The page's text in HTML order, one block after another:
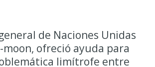
de Naciones Unidas
moon, ofreció ayuda para
limítrofe entre